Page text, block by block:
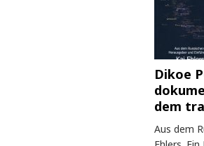
Dikoe
dem
Aus dem